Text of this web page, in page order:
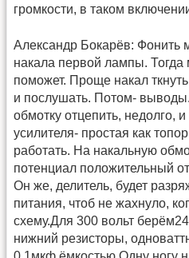
громкости, в таком
Александр Бокарёв: Фонить
накала первой лампы.
поможет. Проще накал
и послушать. Потом-
обмотку отцепить, недолго,
усилителя- простая как
работать. На накальную
потенциал положительный
Он же, делитель, будет
питания, чтоб не жахнуло,
схему.Для 300 вольт
нижний резисторы,